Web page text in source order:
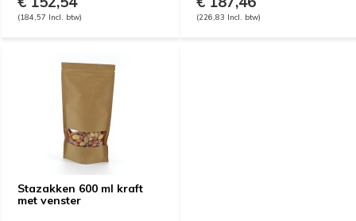
(184,57 Incl. btw) (226,83 Incl. btw)
Stazakken 600 ml kraft
met venster